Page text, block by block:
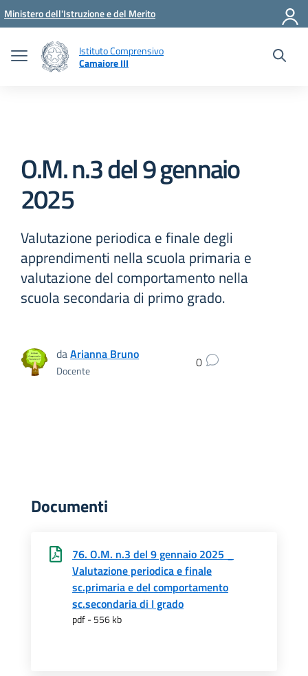
Vai ai contenuti
Vai al menu di navigazione
Vai al footer
Ministero dell'Istruzione e del Merito
Istituto Comprensivo
Camaiore III
O.M. n.3 del 9 gennaio
2025
Valutazione periodica e finale degli
apprendimenti nella scuola primaria e
valutazione del comportamento nella
scuola secondaria di primo grado.
daArianna Bruno
Docente 0
Documenti
76. O.M. n.3 del 9 gennaio 2025 _
Valutazione periodica e finale
sc.primaria e del comportamento
sc.secondaria di I grado
pdf - 556 kb